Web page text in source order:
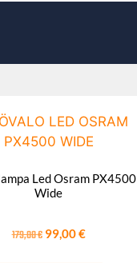
Led Osram PX4500
Wide
179,00€ 99,00€